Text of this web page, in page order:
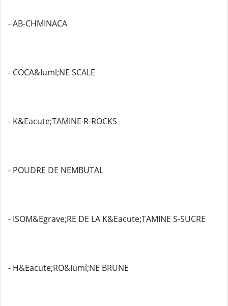
- AB-CHMINACA
- COCA&Iuml;NE SCALE
- K&Eacute;TAMINE R-ROCKS
- POUDRE DE NEMBUTAL
- ISOM&Egrave;RE DE LA K&Eacute;TAMINE S-SUCRE
- H&Eacute;RO&Iuml;NE BRUNE